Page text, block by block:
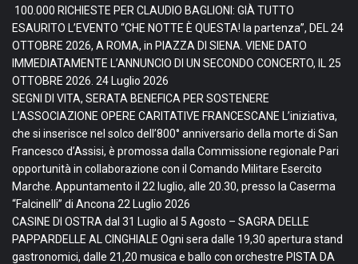
100.000 RICHIESTE PER CLAUDIO BAGLIONI: GIÀ TUTTO
ESAURITO L’EVENTO “CHE NOTTE È QUESTA! la partenza”, DEL 24
OTTOBRE 2026, A ROMA, in PIAZZA DI SIENA. VIENE DATO
IMMEDIATAMENTE L’ANNUNCIO DI UN SECONDO CONCERTO, IL 25
OTTOBRE 2026. 24 Luglio 2026
SEGNI DI VITA, SERATA BENEFICA PER SOSTENERE
L’ASSOCIAZIONE OPERE CARITATIVE FRANCESCANE L’iniziativa,
che si inserisce nel solco dell’800° anniversario della morte di San
Francesco d’Assisi, è promossa dalla Commissione regionale Pari
opportunità in collaborazione con il Comando Militare Esercito
Marche. Appuntamento il 22 luglio, alle 20.30, presso la Caserma
“Falcinelli” di Ancona 22 Luglio 2026
CASINE DI OSTRA dal 31 Luglio al 5 Agosto – SAGRA DELLE
PAPPARDELLE AL CINGHIALE Ogni sera dalle 19,30 apertura stand
gastronomici, dalle 21,20 musica e ballo con orchestre PISTA DA